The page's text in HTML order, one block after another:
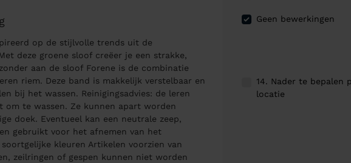
op de stijlvolle trends uit de
deze groene sloof creëer je een strakke,
aan de sloof Forene is de combinatie
riem. Deze band is makkelijk verstelbaar en
bij het wassen. Reinigingsadvies: de leren
om te wassen. Ze kunnen apart worden
doek. Eventueel kan een neutrale zeep,
gebruikt voor het afnemen van het
kleuren Artikelen voorzien van
zeilringen of gespen kunnen niet worden
Geen bewerkingen
14. Nader te bepalen
locatie